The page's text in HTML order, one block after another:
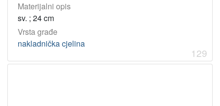
Materijalni opis
sv. ; 24 cm
Vrsta građe
nakladnička cjelina
129